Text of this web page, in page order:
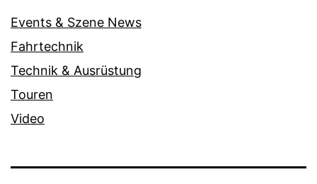
Events & Szene News
Fahrtechnik
Technik & Ausrüstung
Touren
Video